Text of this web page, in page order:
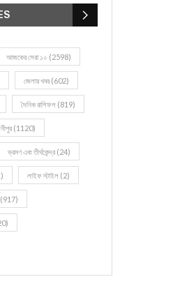
আজকের সেরা ১০ (2598)
জেলার খবর (602)
দৈনিক রাশিফল (819)
(1120)
ভ্রমণ এবং তীর্থকেন্দ্র (24)
লাইফ স্টাইল (2)
(917)